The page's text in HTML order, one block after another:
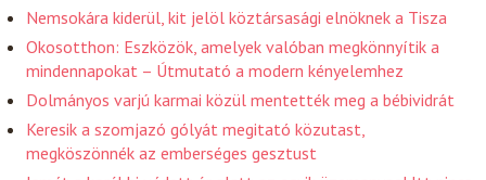
Nemsokára kiderül, kit jelöl köztársasági elnöknek a Tisza
Okosotthon: Eszközök, amelyek valóban megkönnyítik a
mindennapokat – Útmutató a modern kényelemhez
Dolmányos varjú karmai közül mentették meg a bébividrát
Keresik a szomjazó gólyát megitató közutast,
megköszönnék az emberséges gesztust